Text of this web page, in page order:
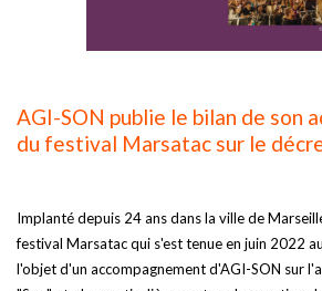
AGI-SON publie le bilan de son
du festival Marsatac sur le
Implanté depuis 24 ans dans la ville de
festival Marsatac qui s'est tenue en juin 2022
l'objet d'un accompagnement d'AGI-SON sur